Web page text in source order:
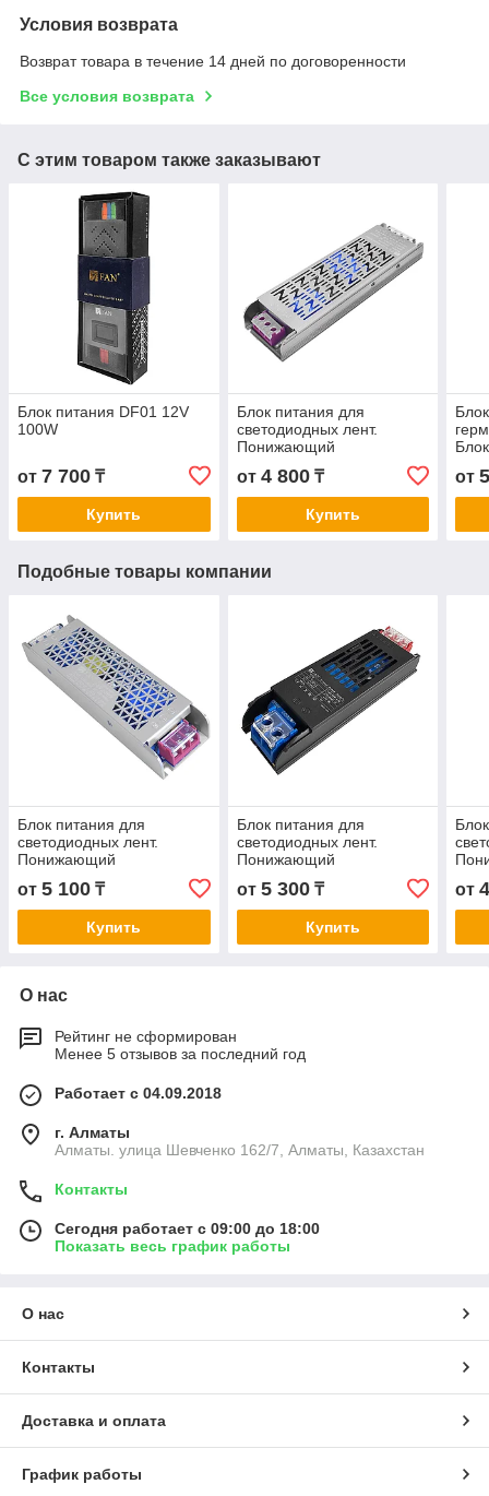
Условия возврата
Возврат товара в течение 14 дней по договоренности
Все условия возврата
С этим товаром также заказывают
Блок питания DF01 12V
100W
от 7 700 ₸
Купить
Блок питания для
светодиодных лент.
Понижающий
трансформатор FAN LUX
24V 200W
от 4 800₸
Купить
от
Подобные товары компании
Блок питания для
светодиодных лент.
Понижающий
трансформатор FAN БП-
PR-24V 200W A+
от 5 100 ₸
Купить
Блок питания для
светодиодных лент.
Понижающий
трансформатор БП-24V
300W
от 5 300₸
Купить
PR-
от
О нас
Рейтинг не сформирован
Менее 5 отзывов за последний год
Работает с 04.09.2018
г. Алматы
Алматы. улица Шевченко 162/7, Алматы, Казахстан
Контакты
Сегодня работает с 09:00 до 18:00
Показать весь график работы
О нас
Контакты
Доставка и оплата
График работы